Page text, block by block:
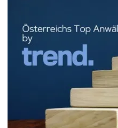
ÜBER UNS
EXPERTISE
NEWS